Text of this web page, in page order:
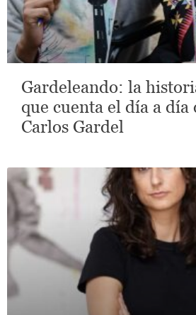
Gardeleando: la
que cuenta el día a
Carlos Gardel